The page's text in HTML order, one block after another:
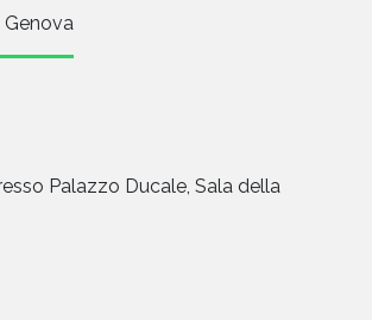
Palazzo Ducale, Sala della